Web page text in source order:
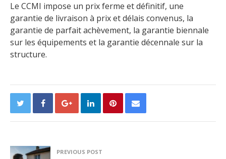
Le CCMI impose un prix ferme et définitif, une
garantie de livraison à prix et délais convenus, la
garantie de parfait achèvement, la garantie biennale
sur les équipements et la garantie décennale sur la
structure.
PREVIOUS POST